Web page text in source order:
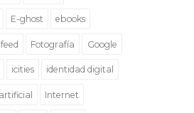
E-ghost ebooks
feed Fotografía Google
icities identidad digital
Internet